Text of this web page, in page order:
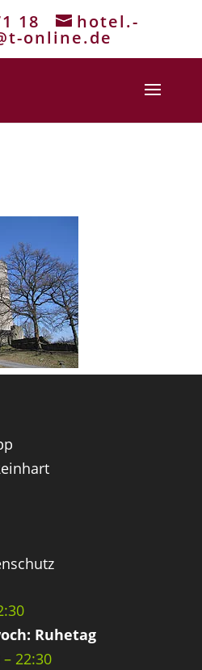
18 hotel.-
online.de
Ruhetag
22:30